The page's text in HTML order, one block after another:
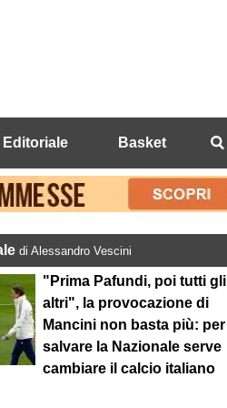
Editoriale Basket
di Alessandro Vescini
"Prima Pafundi, poi tutti gli
altri", la provocazione di
Mancini non basta più: per
salvare la Nazionale serve
cambiare il calcio italiano